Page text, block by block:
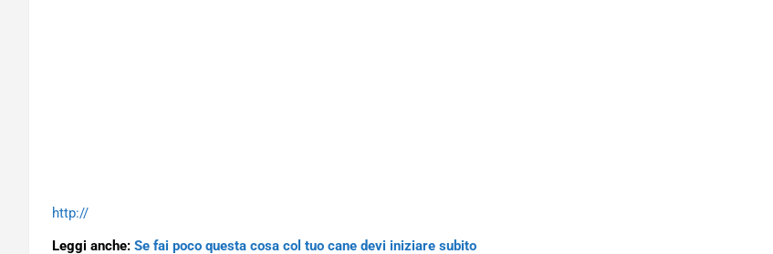
http://
Leggi anche: Se fai poco questa cosa col tuo cane devi iniziare subito